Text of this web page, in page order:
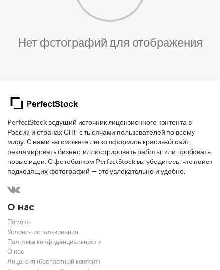
Нет фотографий для отображения
PerfectStock ведущий источник лицензионного контента в
России и странах СНГ с тысячами пользователей по всему
миру. С нами вы сможете легко оформить красивый сайт,
рекламировать бизнес, иллюстрировать работы, или пробовать
новые идеи. С фотобанком PerfectStock вы убедитесь, что поиск
подходящих фотографий — это увлекательно и удобно.
О нас
Помощь
Условия использования
Политика конфиденциальности
О нас
Лицензия (бесплатный контент)